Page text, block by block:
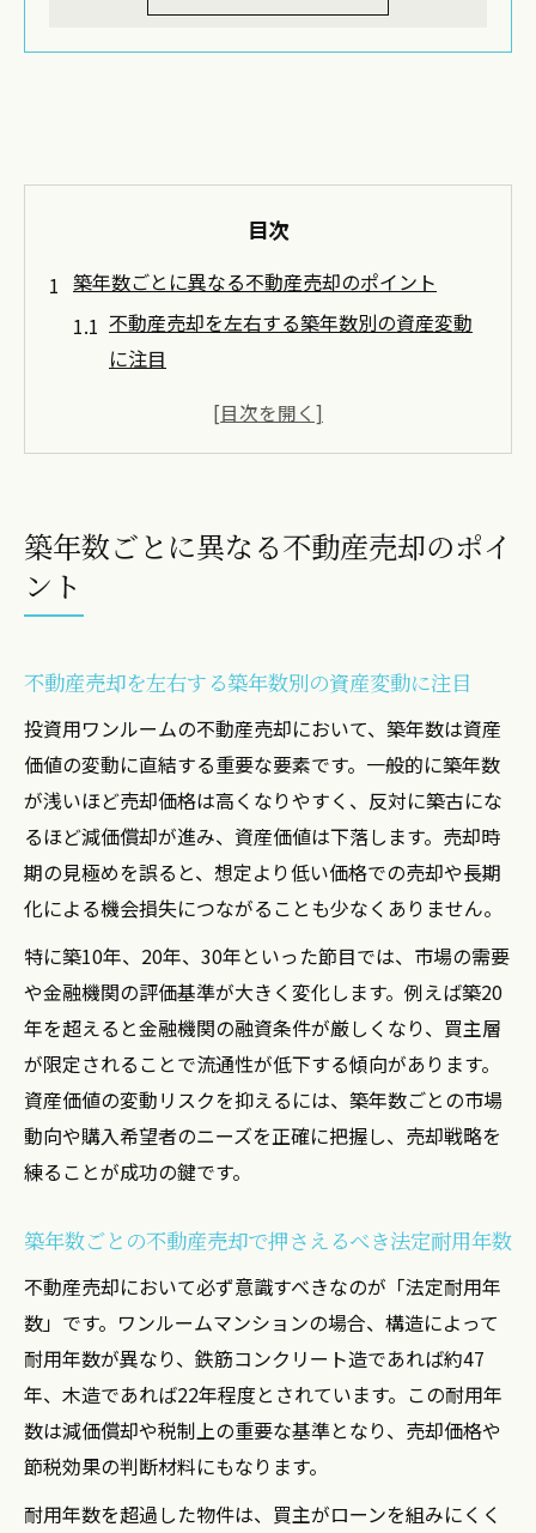
目次
築年数ごとに異なる不動産売却のポイント
不動産売却を左右する築年数別の資産変動
に注目
築年数ごとの不動産売却で押さえるべき法
不動産売却時に知りたい築古・築浅のメリ
不動産売却の観点から見るワンルームの㎡
選び方
資産性を高める投資用ワンルームの最適な
㎡数とは
㎡ごとの不動産売却で狙うべき投資戦略の
ワンルームの㎡数が収益性と不動産売却に
与える影響
不動産売却で失敗しないための㎡選定基準
を解説
失敗しない不動産売却は築年数がカギ
築年数の違いが不動産売却結果に直結する
不動産売却の失敗例から学ぶ築年数の重要
性
投資用ワンルーム売却は築年数でリスクが
変わる
築年数ごとの不動産売却で注意すべきポイ
ント
空室リスク回避のための築年数別売却戦略
ワンルーム投資に適した築年数を知る意義
築年数ごとに異なる不動産売却のポイ
ント
不動産売却を左右する築年数別の資産変動に注目
投資用ワンルームの不動産売却において、築年数は資産
価値の変動に直結する重要な要素です。一般的に築年数
が浅いほど売却価格は高くなりやすく、反対に築古にな
るほど減価償却が進み、資産価値は下落します。売却時
期の見極めを誤ると、想定より低い価格での売却や長期
化による機会損失につながることも少なくありません。
特に築10年、20年、30年といった節目では、市場の需要
や金融機関の評価基準が大きく変化します。例えば築20
年を超えると金融機関の融資条件が厳しくなり、買主層
が限定されることで流通性が低下する傾向があります。
資産価値の変動リスクを抑えるには、築年数ごとの市場
動向や購入希望者のニーズを正確に把握し、売却戦略を
練ることが成功の鍵です。
築年数ごとの不動産売却で押さえるべき法定耐用年数
不動産売却において必ず意識すべきなのが「法定耐用年
数」です。ワンルームマンションの場合、構造によって
耐用年数が異なり、鉄筋コンクリート造であれば約47
年、木造であれば22年程度とされています。この耐用年
数は減価償却や税制上の重要な基準となり、売却価格や
節税効果の判断材料にもなります。
耐用年数を超過した物件は、買主がローンを組みにくく